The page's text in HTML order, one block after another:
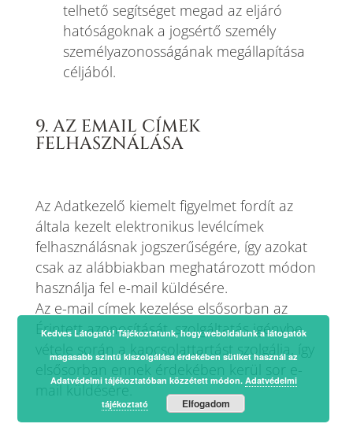
telhető segítséget megad az eljáró
hatóságoknak a jogsértő személy
személyazonosságának megállapítása
céljából.
9. AZ EMAIL CÍMEK
FELHASZNÁLÁSA
Az Adatkezelő kiemelt figyelmet fordít az
általa kezelt elektronikus levélcímek
felhasználásnak jogszerűségére, így azokat
csak az alábbiakban meghatározott módon
használja fel e-mail küldésére.
Az e-mail címek kezelése elsősorban az
Érintett azonosítását, szolgáltatás igénybe
vétele során a kapcsolattartást szolgálja, így
elsősorban ennek érdekében kerül sor e-
mail küldésére.
Kedves Látogató! Tájékoztatunk, hogy weboldalunk a látogatók
magasabb szintű kiszolgálása érdekében sütiket használ az
Adatvédelmi tájékoztatóban közzétett módon. Adatvédelmi
tájékoztató
Elfogadom